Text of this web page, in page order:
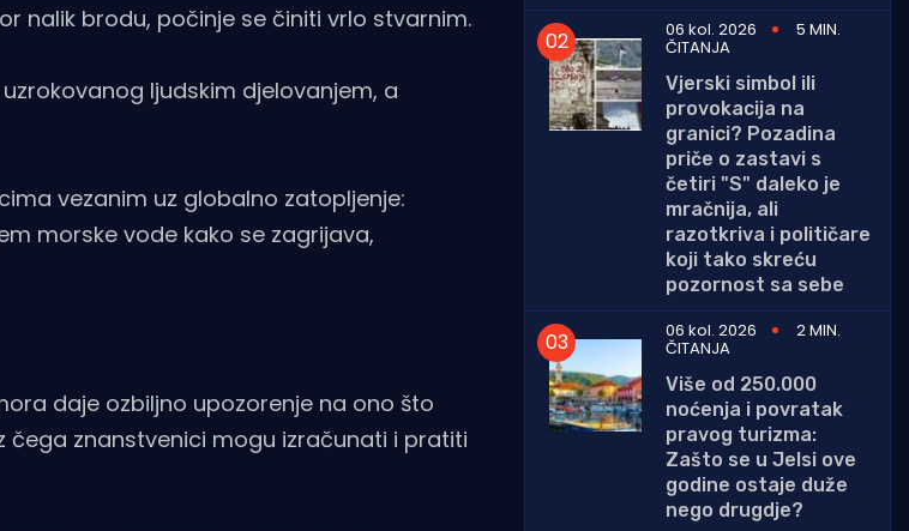
nalik brodu, počinje se činiti vrlo stvarnim.
ljudskim djelovanjem, a
vezanim uz globalno zatopljenje:
morske vode kako se zagrijava,
daje ozbiljno upozorenje na ono što
čega znanstvenici mogu izračunati i pratiti
06 kol. 2026
5 MIN.
ČITANJA
Vjerski simbol ili
provokacija na
granici? Pozadina
priče o zastavi s
četiri "S" daleko je
mračnija, ali
razotkriva i političare
koji tako skreću
pozornost sa sebe
06 kol. 2026
2 MIN.
ČITANJA
Više od 250.000
noćenja i povratak
pravog turizma:
Zašto se u Jelsi ove
godine ostaje duže
nego drugdje?